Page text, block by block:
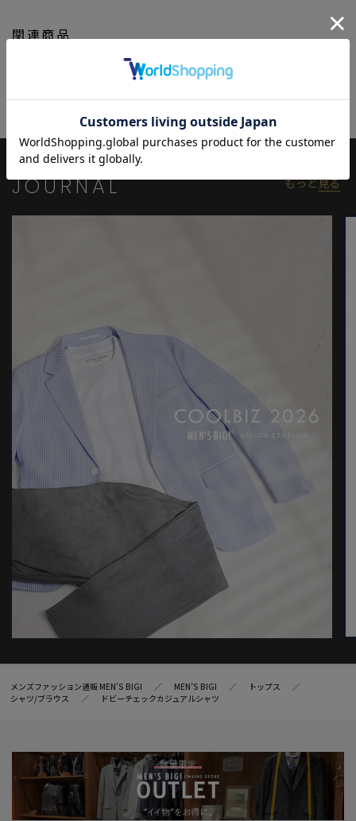
デニムやチノパンにさらりと合わせるのはもちろん、ジャケット
やニットのインナーとして、柄を覗かせたスタイリングもおすす
※照明・光の加減、PCやスマートフォンなどの環境により、製品
と画像のカラーの見え方が異なる場合がございます。
※画像はサンプルのため、色味やサイズ等の仕様が変更になる場
合がございます。
個体差が生じる場合がございます。
関連商品
JOURNAL もっと見る
メンズファッション通販 MEN'S BIGI MEN’S BIGI
トップス
シャツ/ブラウス
ドビーチェックカジュアルシャツ